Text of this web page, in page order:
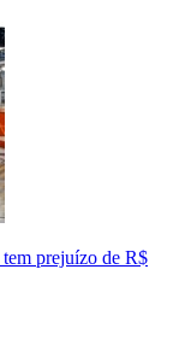
tem prejuízo de R$